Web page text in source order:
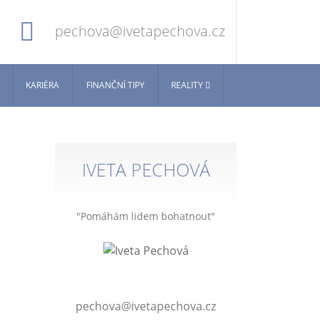
pechova@ivetapechova.cz
KARIÉRA FINANČNÍ TIPY REALITY
IVETA PECHOVÁ
"Pomáhám lidem bohatnout"
pechova@ivetapechova.cz